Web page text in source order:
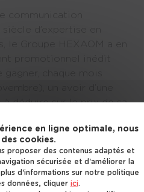
déduire sur le prix de sa
d’une maison
l’heure du tirage au sort
en ligne optimale, nous
cookies.
proposer des contenus adaptés et
sécurisée et d'améliorer la
d'informations sur notre politique
données, cliquer ici.